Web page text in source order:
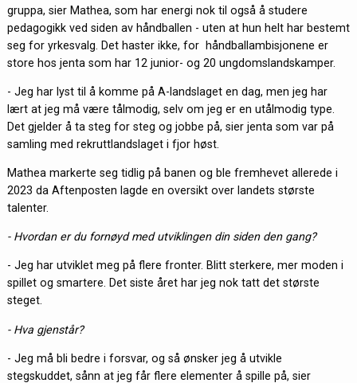
gruppa, sier Mathea, som har energi nok til også å studere
pedagogikk ved siden av håndballen - uten at hun helt har bestemt
seg for yrkesvalg. Det haster ikke, for håndballambisjonene er
store hos jenta som har 12 junior- og 20 ungdomslandskamper.
- Jeg har lyst til å komme på A-landslaget en dag, men jeg har
lært at jeg må være tålmodig, selv om jeg er en utålmodig type.
Det gjelder å ta steg for steg og jobbe på, sier jenta som var på
samling med rekruttlandslaget i fjor høst.
Mathea markerte seg tidlig på banen og ble fremhevet allerede i
2023 da Aftenposten lagde en oversikt over landets største
talenter.
- Hvordan er du fornøyd med utviklingen din siden den gang?
- Jeg har utviklet meg på flere fronter. Blitt sterkere, mer moden i
spillet og smartere. Det siste året har jeg nok tatt det største
steget.
- Hva gjenstår?
- Jeg må bli bedre i forsvar, og så ønsker jeg å utvikle
stegskuddet, sånn at jeg får flere elementer å spille på, sier